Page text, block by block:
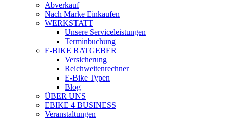
Abverkauf
Nach Marke Einkaufen
WERKSTATT
Unsere Serviceleistungen
Terminbuchung
E-BIKE RATGEBER
Versicherung
Reichweitenrechner
E-Bike Typen
Blog
ÜBER UNS
EBIKE 4 BUSINESS
Veranstaltungen